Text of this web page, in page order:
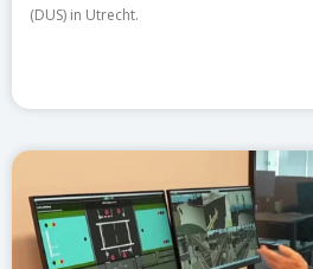
(DUS) in Utrecht.